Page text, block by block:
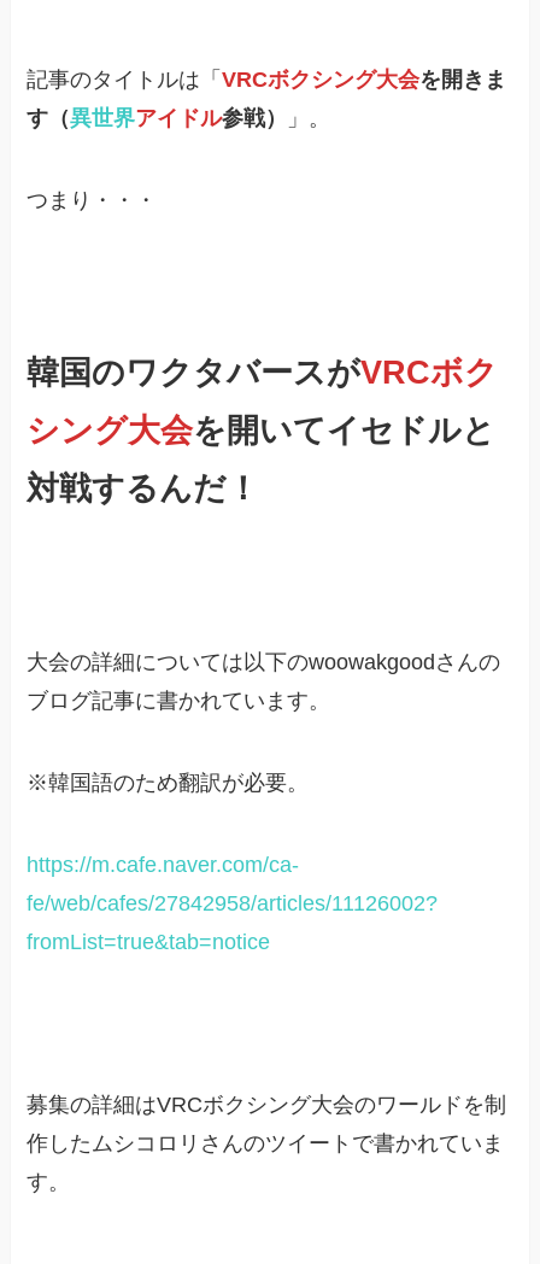
記事のタイトルは「VRCボクシング大会を開きま
す（異世界アイドル参戦） 」。
つまり・・・
韓国のワクタバースがVRCボク
シング大会を開いてイセドルと
対戦するんだ！
大会の詳細については以下のwoowakgoodさんの
ブログ記事に書かれています。
※韓国語のため翻訳が必要。
https://m.cafe.naver.com/ca-
fe/web/cafes/27842958/articles/11126002?
fromList=true&tab=notice
募集の詳細はVRCボクシング大会のワールドを制
作したムシコロリさんのツイートで書かれていま
す。